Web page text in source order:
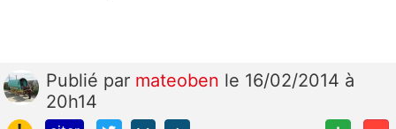
Publié par mateoben le 16/02/2014 à
20h14